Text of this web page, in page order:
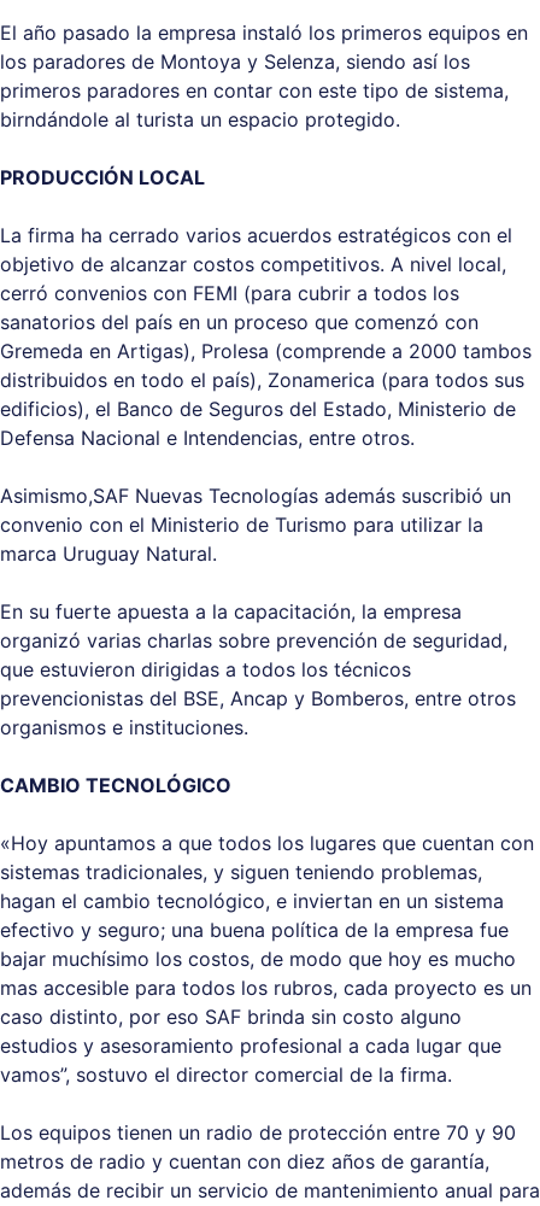
El año pasado la empresa instaló los primeros equipos en
los paradores de Montoya y Selenza, siendo así los
primeros paradores en contar con este tipo de sistema,
birndándole al turista un espacio protegido.
PRODUCCIÓN LOCAL
La firma ha cerrado varios acuerdos estratégicos con el
objetivo de alcanzar costos competitivos. A nivel local,
cerró convenios con FEMI (para cubrir a todos los
sanatorios del país en un proceso que comenzó con
Gremeda en Artigas), Prolesa (comprende a 2000 tambos
distribuidos en todo el país), Zonamerica (para todos sus
edificios), el Banco de Seguros del Estado, Ministerio de
Defensa Nacional e Intendencias, entre otros.
Asimismo,SAF Nuevas Tecnologías además suscribió un
convenio con el Ministerio de Turismo para utilizar la
marca Uruguay Natural.
En su fuerte apuesta a la capacitación, la empresa
organizó varias charlas sobre prevención de seguridad,
que estuvieron dirigidas a todos los técnicos
prevencionistas del BSE, Ancap y Bomberos, entre otros
organismos e instituciones.
CAMBIO TECNOLÓGICO
«Hoy apuntamos a que todos los lugares que cuentan con
sistemas tradicionales, y siguen teniendo problemas,
hagan el cambio tecnológico, e inviertan en un sistema
efectivo y seguro; una buena política de la empresa fue
bajar muchísimo los costos, de modo que hoy es mucho
mas accesible para todos los rubros, cada proyecto es un
caso distinto, por eso SAF brinda sin costo alguno
estudios y asesoramiento profesional a cada lugar que
vamos”, sostuvo el director comercial de la firma.
Los equipos tienen un radio de protección entre 70 y 90
metros de radio y cuentan con diez años de garantía,
además de recibir un servicio de mantenimiento anual para